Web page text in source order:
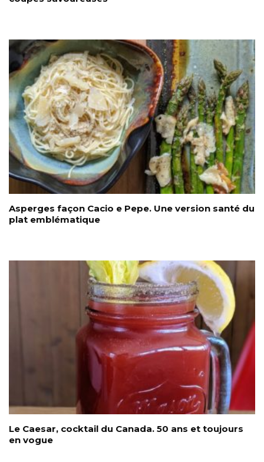
Asperges façon Cacio e Pepe. Une version santé du
plat emblématique
Le Caesar, cocktail du Canada. 50 ans et toujours
en vogue